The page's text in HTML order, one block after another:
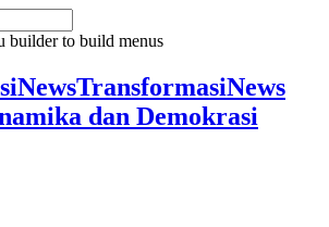
builder to build menus
TransformasiNews
dan Demokrasi